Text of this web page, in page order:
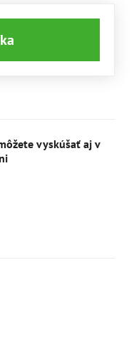
vyskúšať aj v